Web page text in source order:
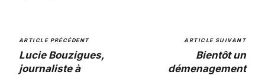
ARTICLE PRÉCÉDENT
Lucie Bouzigues,
journaliste à
ARTICLE SUIVANT
Bientôt un
démenagement